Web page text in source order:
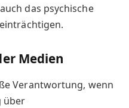
das psychische
Medien
Verantwortung, wenn
über